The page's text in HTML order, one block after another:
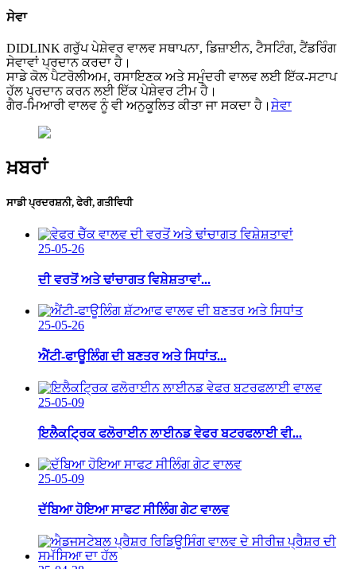
ਸੇਵਾ
DIDLINK ਗਰੁੱਪ ਪੇਸ਼ੇਵਰ ਵਾਲਵ ਸਥਾਪਨਾ, ਡਿਜ਼ਾਈਨ, ਟੈਸਟਿੰਗ, ਟੈਂਡਰਿੰਗ
ਸੇਵਾਵਾਂ ਪ੍ਰਦਾਨ ਕਰਦਾ ਹੈ।
ਸਾਡੇ ਕੋਲ ਪੈਟਰੋਲੀਅਮ, ਰਸਾਇਣਕ ਅਤੇ ਸਮੁੰਦਰੀ ਵਾਲਵ ਲਈ ਇੱਕ-ਸਟਾਪ
ਹੱਲ ਪ੍ਰਦਾਨ ਕਰਨ ਲਈ ਇੱਕ ਪੇਸ਼ੇਵਰ ਟੀਮ ਹੈ।
ਗੈਰ-ਮਿਆਰੀ ਵਾਲਵ ਨੂੰ ਵੀ ਅਨੁਕੂਲਿਤ ਕੀਤਾ ਜਾ ਸਕਦਾ ਹੈ। ਸੇਵਾ
ਖ਼ਬਰਾਂ
ਸਾਡੀ ਪ੍ਰਦਰਸ਼ਨੀ, ਫੇਰੀ, ਗਤੀਵਿਧੀ
25-05-26
ਦੀ ਵਰਤੋਂ ਅਤੇ ਢਾਂਚਾਗਤ ਵਿਸ਼ੇਸ਼ਤਾਵਾਂ...
25-05-26
ਐਂਟੀ-ਫਾਊਲਿੰਗ ਦੀ ਬਣਤਰ ਅਤੇ ਸਿਧਾਂਤ...
25-05-09
ਇਲੈਕਟ੍ਰਿਕ ਫਲੋਰਾਈਨ ਲਾਈਨਡ ਵੇਫਰ ਬਟਰਫਲਾਈ ਵੀ...
25-05-09
ਦੱਬਿਆ ਹੋਇਆ ਸਾਫਟ ਸੀਲਿੰਗ ਗੇਟ ਵਾਲਵ